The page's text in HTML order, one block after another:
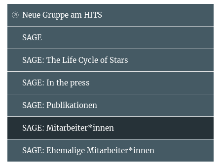
Neue Gruppe am HITS
SAGE
SAGE: The Life Cycle of Stars
SAGE: In the press
SAGE: Publikationen
SAGE: Mitarbeiter*innen
SAGE: Ehemalige Mitarbeiter*innen